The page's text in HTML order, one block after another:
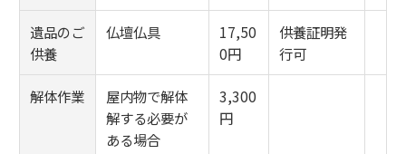
遺品のご
供養
仏壇仏具
17,50
0円
供養証明発
行可
解体作業
屋内物で解体
解する必要が
ある場合
3,300
円